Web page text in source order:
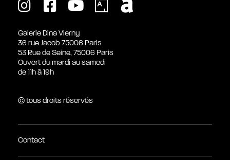
Galerie Dina Vierny
36 rue Jacob 75006 Paris
53 Rue de Seine, 75006 Paris
Ouvert du mardi au samedi
de 11h à 19h
© tous droits réservés
Contact